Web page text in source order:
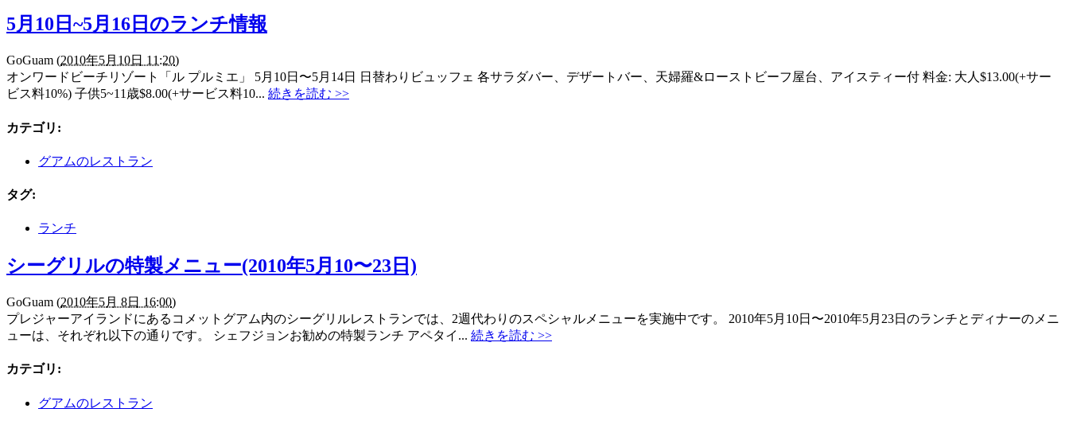
5月10日~5月16日のランチ情報
GoGuam (2010年5月10日 11:20)
オンワードビーチリゾート「ル プルミエ」 5月10日〜5月14日 日替わりビュッフェ 各サラダバー、デザートバー、天婦羅&ローストビーフ屋台、アイスティー付 料金: 大人$13.00(+サー
ビス料10%) 子供5~11歳$8.00(+サービス料10... 続きを読む >>
カテゴリ :
グアムのレストラン
タグ:
ランチ
シーグリルの特製メニュー(2010年5月10〜23日)
GoGuam (2010年5月 8日 16:00)
プレジャーアイランドにあるコメットグアム内のシーグリルレストランでは、2週代わりのスペシャルメニューを実施中です。 2010年5月10日〜2010年5月23日のランチとディナーのメニ
ューは、それぞれ以下の通りです。 シェフジョンお勧めの特製ランチ アペタイ... 続きを読む >>
カテゴリ :
グアムのレストラン